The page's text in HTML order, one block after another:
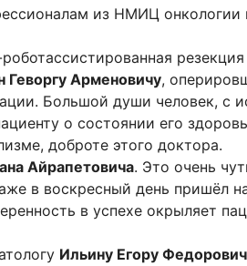
из НМИЦ онкологии
Геворгу Арменовичу,
Большой души человек, с
о состоянии его
доброте этого доктора.
Айрапетовича. Это очень
в воскресный день пришёл
в успехе окрыляет
Ильину Егору